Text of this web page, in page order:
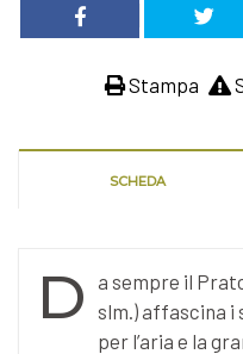
Stampa
SCHEDA
D
a sempre il
slm.) affascina i
per l’aria e la